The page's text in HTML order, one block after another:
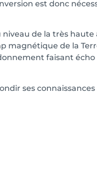
est donc
de la très
magnétique de la
faisant
ses